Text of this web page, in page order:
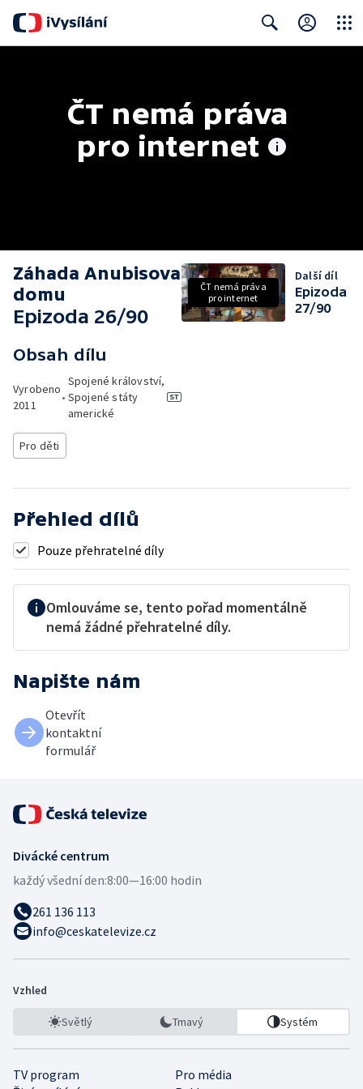
ČT nemá práva
pro internet
Záhada Anubisova
domu
Epizoda 26/90
Obsah dílu
Vyrobeno
2011
•
Spojené království,
Spojené státy
americké
Pro děti
ČT nemá práva
pro internet
Další díl
Epizoda
27/90
Přehled dílů
Pouze přehratelné díly
Omlouváme se, tento pořad momentálně
nemá žádné přehratelné díly.
Napište nám
Otevřít
kontaktní
formulář
Divácké centrum
každý všední den:8:00—16:00 hodin
261 136 113
info@ceskatelevize.cz
Vzhled
Světlý Tmavý Systém
TV program
Pro média